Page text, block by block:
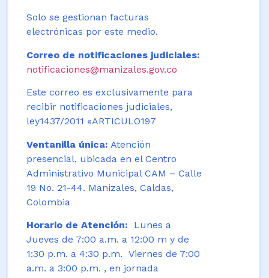
Solo se gestionan facturas
electrónicas por este medio.
Correo de notificaciones judiciales:
notificaciones@manizales.gov.co
Este correo es exclusivamente para
recibir notificaciones judiciales,
ley1437/2011 «ARTICULO197
Ventanilla única: Atención
presencial, ubicada en el Centro
Administrativo Municipal CAM – Calle
19 No. 21-44. Manizales, Caldas,
Colombia
Horario de Atención:
Lunes a
Jueves de 7:00 a.m. a 12:00 m y de
1:30 p.m. a 4:30 p.m. Viernes de 7:00
a.m. a 3:00 p.m. , en jornada